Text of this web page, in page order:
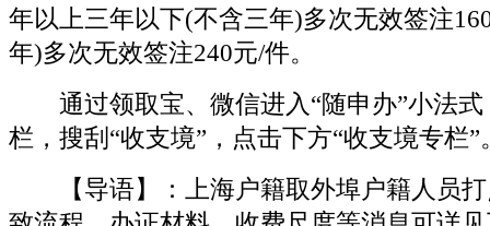
年以上三年以下(不含三年)多次无效签注
年)多次无效签注240元/件。
通过领取宝、微信进入“随申办”小法式
栏，搜刮“收支境”，点击下方“收支境专栏”
【导语】：上海户籍取外埠户籍人员打